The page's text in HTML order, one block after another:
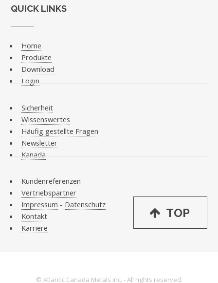
TOP
QUICK LINKS
Home
Produkte
Download
Login
Sicherheit
Wissenswertes
Häufig gestellte Fragen
Newsletter
Kanada
Kundenreferenzen
Vertriebspartner
Impressum - Datenschutz
Kontakt
Karriere
© Atlantic Canada Metals Inc. - All rights reserved.